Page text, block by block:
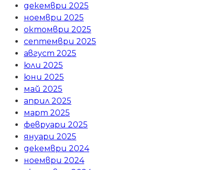
декември 2025
ноември 2025
октомври 2025
септември 2025
август 2025
юли 2025
юни 2025
май 2025
април 2025
март 2025
февруари 2025
януари 2025
декември 2024
ноември 2024